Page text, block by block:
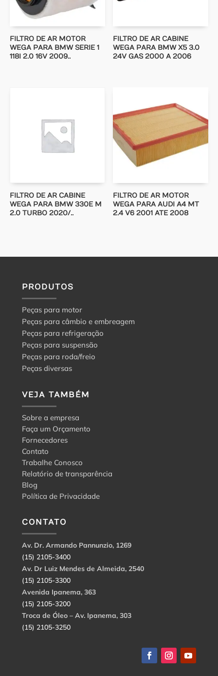
FILTRO DE AR MOTOR
WEGA PARA BMW SERIE 1
118I 2.0 16V 2009..
FILTRO DE AR CABINE
WEGA PARA BMW X5 3.0
24V GAS 2000 A 2006
FILTRO DE AR CABINE
WEGA PARA BMW 330E M
2.0 TURBO 2020/..
FILTRO DE AR MOTOR
WEGA PARA AUDI A4 MT
2.4 V6 2001 ATE 2008
PRODUTOS
Peças para motor
Peças para câmbio e embreagem
Peças para refrigeração
Peças para suspensão
Peças para roda/freio
Peças diversas
VEJA TAMBÉM
Sobre a empresa
Faça um Orçamento
Fornecedores
Contato
Trabalhe Conosco
Relatório de transparência
Blog
Política de Privacidade
CONTATO
Av. Dr. Armando Pannunzio, 1269
(15) 2105-3400
Av. Dr Luiz Mendes de Almeida, 2540
(15) 2105-3300
Avenida Ipanema, 363
(15) 2105-3200
Troca de Óleo – Av. Ipanema, 303
(15) 2105-3250